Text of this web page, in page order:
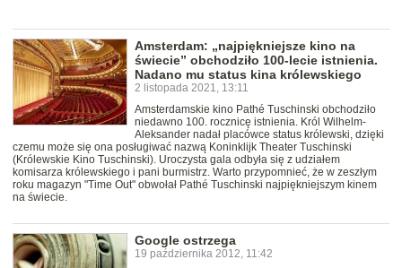
Amsterdam: „najpiękniejsze kino na
świecie” obchodziło 100-lecie istnienia.
Nadano mu status kina królewskiego
2 listopada 2021, 13:11
Amsterdamskie kino Pathé Tuschinski obchodziło
niedawno 100. rocznicę istnienia. Król Wilhelm-
Aleksander nadał placówce status królewski, dzięki
czemu może się ona posługiwać nazwą Koninklijk Theater Tuschinski
(Królewskie Kino Tuschinski). Uroczysta gala odbyła się z udziałem
komisarza królewskiego i pani burmistrz. Warto przypomnieć, że w zeszłym
roku magazyn "Time Out" obwołał Pathé Tuschinski najpiękniejszym kinem
na świecie.
Google ostrzega
19 października 2012, 11:42